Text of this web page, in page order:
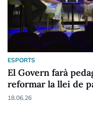
ESPORTS
El Govern farà
reformar la llei de
18.06.26